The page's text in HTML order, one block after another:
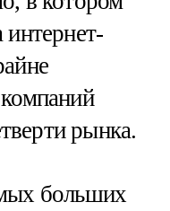
интернет-
рынка.
больших